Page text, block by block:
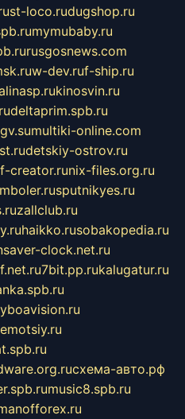
loco.rudugshop.ru
mymubaby.ru
rusgosnews.com
w-dev.ruf-ship.ru
kinosvin.ru
deltaprim.spb.ru
multiki-online.com
detskiy-ostrov.ru
creator.runix-files.org.ru
sputnikyes.ru
zallclub.ru
haikko.rusobakopedia.ru
clock.net.ru
7bit.pp.rukalugatur.ru
схема-авто.рф
music8.spb.ru